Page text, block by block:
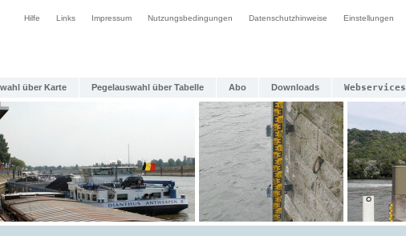
Hilfe Links Impressum Nutzungsbedingungen Datenschutzhinweise Einstellungen
über Karte Pegelauswahl über Tabelle Abo Downloads Webservices